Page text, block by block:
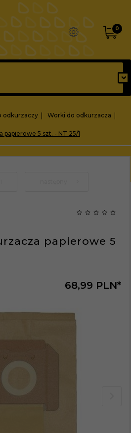
0
odkurzaczy Worki do odkurzacza
5 szt. - NT 25/1
papierowe 5
68,99 PLN*